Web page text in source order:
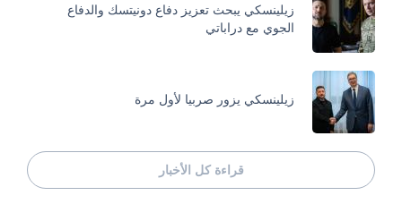
زيلينسكي يبحث تعزيز دفاع دونيتسك والدفاع
الجوي مع دراباتي
زيلينسكي يزور صربيا لأول مرة
قراءة كل الأخبار